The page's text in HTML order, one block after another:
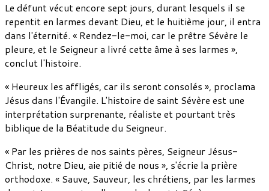
Le défunt vécut encore sept jours, durant lesquels il se
repentit en larmes devant Dieu, et le huitième jour, il entra
dans l'éternité. « Rendez-le-moi, car le prêtre Sévère le
pleure, et le Seigneur a livré cette âme à ses larmes »,
conclut l'histoire.
« Heureux les affligés, car ils seront consolés », proclama
Jésus dans l'Évangile. L'histoire de saint Sévère est une
interprétation surprenante, réaliste et pourtant très
biblique de la Béatitude du Seigneur.
« Par les prières de nos saints pères, Seigneur Jésus-
Christ, notre Dieu, aie pitié de nous », s'écrie la prière
orthodoxe. « Sauve, Sauveur, les chrétiens, par les larmes